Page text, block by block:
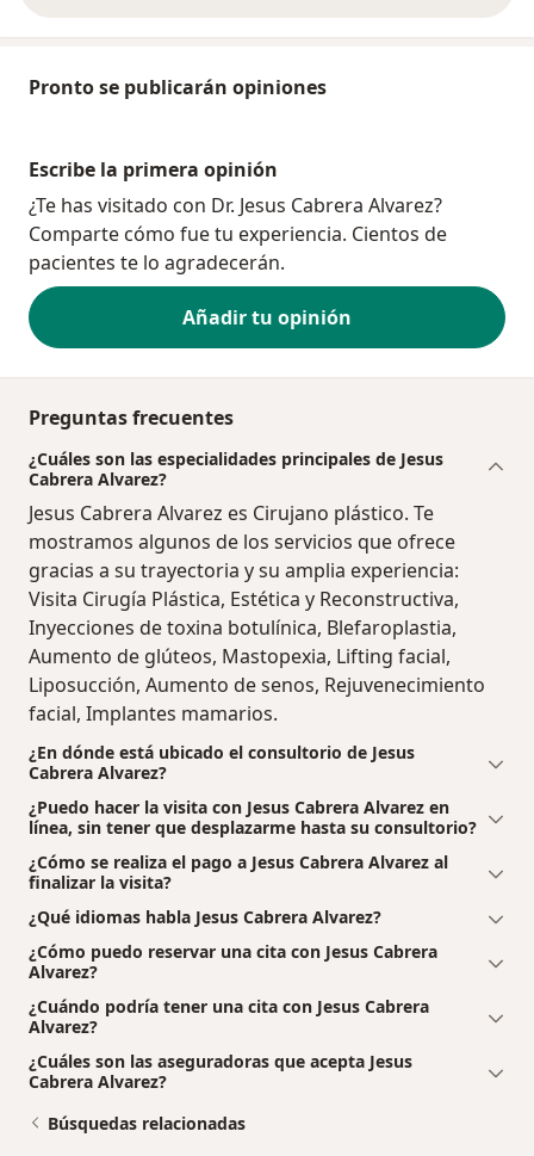
Pronto se publicarán opiniones
Escribe la primera opinión
¿Te has visitado con Dr. Jesus Cabrera Alvarez?
Comparte cómo fue tu experiencia. Cientos de
pacientes te lo agradecerán.
Añadir tu opinión
Preguntas frecuentes
¿Cuáles son las especialidades principales de Jesus
Cabrera Alvarez?
Jesus Cabrera Alvarez es Cirujano plástico. Te
mostramos algunos de los servicios que ofrece
gracias a su trayectoria y su amplia experiencia:
Visita Cirugía Plástica, Estética y Reconstructiva,
Inyecciones de toxina botulínica, Blefaroplastia,
Aumento de glúteos, Mastopexia, Lifting facial,
Liposucción, Aumento de senos, Rejuvenecimiento
facial, Implantes mamarios.
¿En dónde está ubicado el consultorio de Jesus
Cabrera Alvarez?
¿Puedo hacer la visita con Jesus Cabrera Alvarez en
línea, sin tener que desplazarme hasta su consultorio?
¿Cómo se realiza el pago a Jesus Cabrera Alvarez al
finalizar la visita?
¿Qué idiomas habla Jesus Cabrera Alvarez?
¿Cómo puedo reservar una cita con Jesus Cabrera
Alvarez?
¿Cuándo podría tener una cita con Jesus Cabrera
Alvarez?
¿Cuáles son las aseguradoras que acepta Jesus
Cabrera Alvarez?
Búsquedas relacionadas